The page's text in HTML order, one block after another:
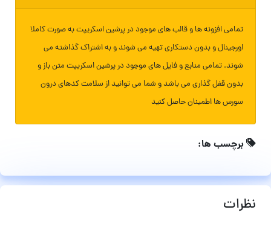
تمامی افزونه ها و قالب های موجود در پرشین اسکریپت به صورت کاملا
اورجینال و بدون دستکاری تهیه می شوند و به اشتراک گذاشته می
شوند. تمامی منابع و فایل های موجود در پرشین اسکریپت متن باز و
بدون قفل گذاری می باشد و شما می توانید از سلامت کدهای درون
سورس ها اطمینان حاصل کنید
برچسب ها: